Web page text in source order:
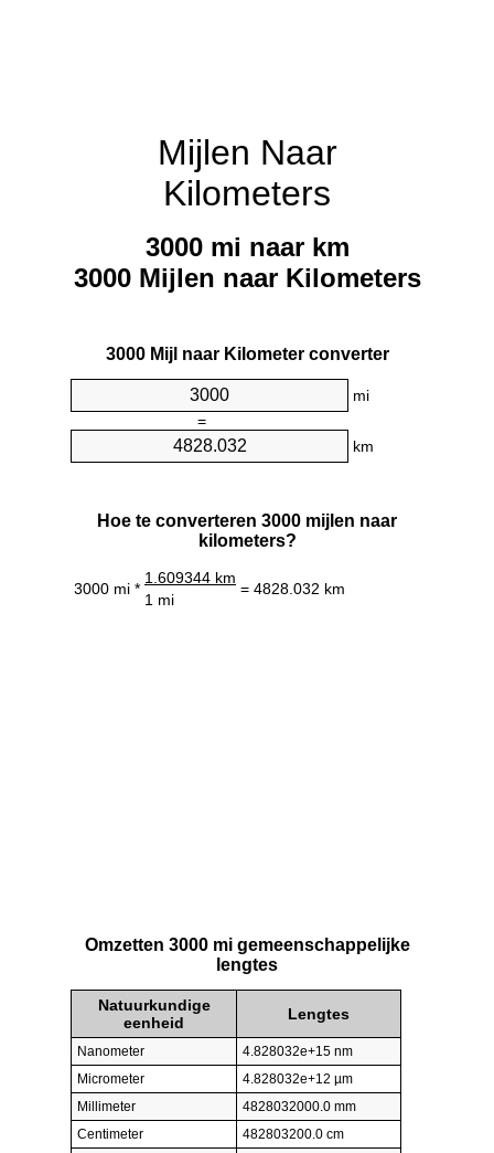
Mijlen Naar
Kilometers
3000 mi naar km
3000 Mijlen naar Kilometers
3000 Mijl naar Kilometer converter
mi
=
km
Hoe te converteren 3000 mijlen naar
kilometers?
3000 mi *
1.609344 km
= 4828.032 km
1 mi
Omzetten 3000 mi gemeenschappelijke
lengtes
Natuurkundige
eenheid
Lengtes
Nanometer
4.828032e+15 nm
Micrometer
4.828032e+12 µm
Millimeter
4828032000.0 mm
Centimeter
482803200.0 cm